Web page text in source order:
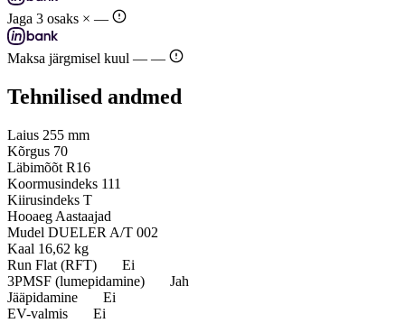
Jaga 3 osaks × —
Maksa järgmisel kuul — —
Tehnilised andmed
Laius 255 mm
Kõrgus 70
Läbimõõt R16
Koormusindeks 111
Kiirusindeks T
Hooaeg Aastaajad
Mudel DUELER A/T 002
Kaal 16,62 kg
Run Flat (RFT)
Ei
3PMSF (lumepidamine)
Jah
Jääpidamine
Ei
EV-valmis
Ei